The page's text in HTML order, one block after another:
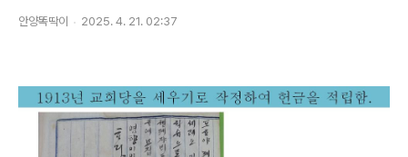
안양똑딱이 2025. 4. 21. 02:37